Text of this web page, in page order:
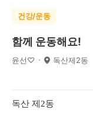
건강/운동
함께 운동해요!
윤선♡ 독산제2동
독산 제2동